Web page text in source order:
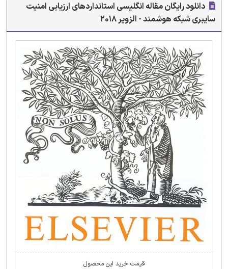
دانلود رایگان مقاله انگلیسی استانداردهای ارزیابی امنیت
سایبری شبکه هوشمند - الزویر 2018
قیمت خرید این محصول